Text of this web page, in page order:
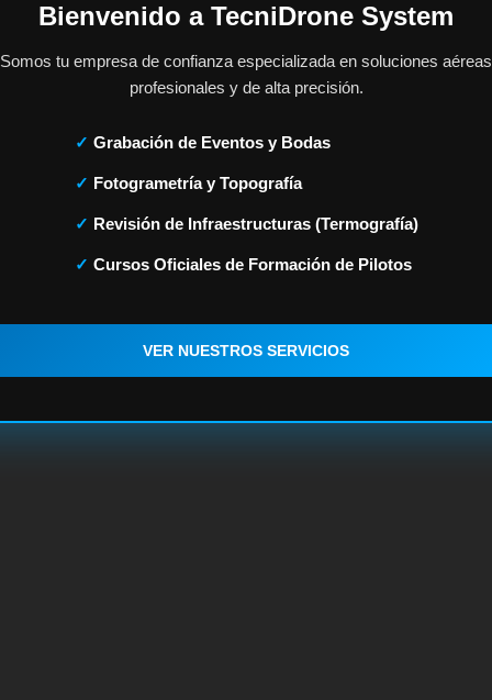
Bienvenido a TecniDrone System
Somos tu empresa de confianza especializada en soluciones aéreas
profesionales y de alta precisión.
Grabación de Eventos y Bodas
Fotogrametría y Topografía
Revisión de Infraestructuras (Termografía)
Cursos Oficiales de Formación de Pilotos
VER NUESTROS SERVICIOS